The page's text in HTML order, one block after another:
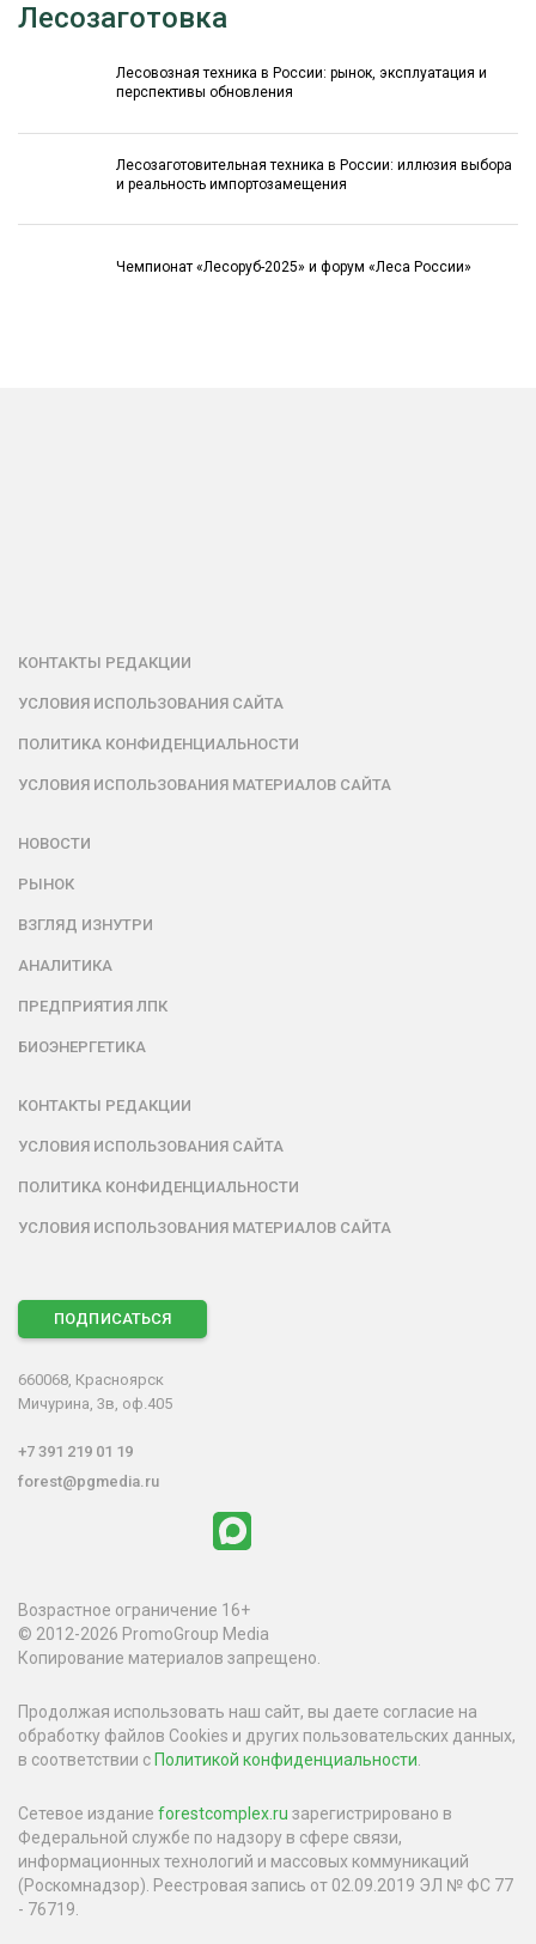
Лесозаготовка
Лесовозная техника в России: рынок, эксплуатация и
перспективы обновления
Лесозаготовительная техника в России: иллюзия выбора
и реальность импортозамещения
Чемпионат «Лесоруб-2025» и форум «Леса России»
КОНТАКТЫ РЕДАКЦИИ
УСЛОВИЯ ИСПОЛЬЗОВАНИЯ САЙТА
ПОЛИТИКА КОНФИДЕНЦИАЛЬНОСТИ
УСЛОВИЯ ИСПОЛЬЗОВАНИЯ МАТЕРИАЛОВ САЙТА
НОВОСТИ
РЫНОК
ВЗГЛЯД ИЗНУТРИ
АНАЛИТИКА
ПРЕДПРИЯТИЯ ЛПК
БИОЭНЕРГЕТИКА
КОНТАКТЫ РЕДАКЦИИ
УСЛОВИЯ ИСПОЛЬЗОВАНИЯ САЙТА
ПОЛИТИКА КОНФИДЕНЦИАЛЬНОСТИ
УСЛОВИЯ ИСПОЛЬЗОВАНИЯ МАТЕРИАЛОВ САЙТА
ПОДПИСАТЬСЯ
660068, Красноярск
Мичурина, 3в, оф.405
+7 391 219 01 19
forest@pgmedia.ru
Возрастное ограничение 16+
© 2012-2026 PromoGroup Media
Копирование материалов запрещено.
Продолжая использовать наш сайт, вы даете согласие на
обработку файлов Cookies и других пользовательских данных,
в соответствии с Политикой конфиденциальности
Сетевое издание forestcomplex.ru зарегистрировано в
Федеральной службе по надзору в сфере связи,
информационных технологий и массовых коммуникаций
(Роскомнадзор). Реестровая запись от 02.09.2019 ЭЛ № ФС 77
- 76719.